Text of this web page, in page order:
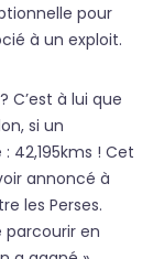
pour
à un exploit.
C’est à lui que
si un
42,195kms ! Cet
annoncé à
les Perses.
parcourir en